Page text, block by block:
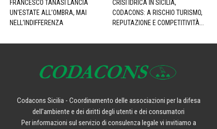
FRANCESCO TANASI LANCIA
UN’ESTATE ALL’OMBRA, MAI
NELL’INDIFFERENZA
CRISI IDRICA IN SICILIA,
CODACONS: A RISCHIO TURISMO,
REPUTAZIONE E COMPETITIVITÀ...
Codacons Sicilia - Coordinamento delle associazioni per la difesa
dell'ambiente e dei diritti degli utenti e dei consumatori
Per informazioni sul servizio di consulenza legale vi invitiamo a